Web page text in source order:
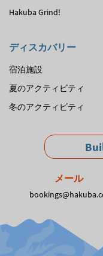
Hakuba Grind!
ディスカバリー
宿泊施設
夏のアクティビティ
冬のアクティビティ
メール